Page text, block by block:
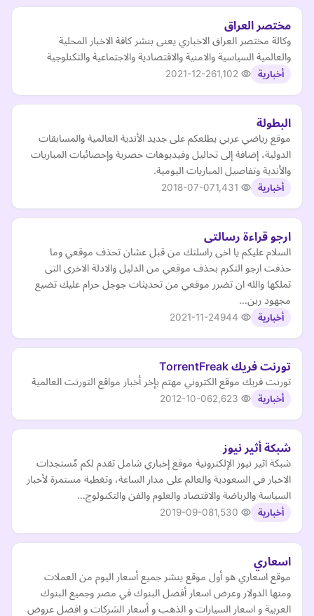
مختصر العراق
وكالة مختصر العراق الاخباري يعنى بنشر كافة الاخبار المحلية
والعالمية السياسية والامنية والاقتصادية والاجتماعية والتكنلوجية
أخبارية 2021-12-26
البطولة
موقع رياضي عربي يطلعكم على جديد الأندية العالمية والمسابقات
الدولية، إضافة إلى تحاليل وفيديوهات حصرية وإحصائيات المباريات
والأندية وتفاصيل المباريات اليومية.
أخبارية 2018-07-07
ارجو قراءة رسالتى
السلام عليكم يا اخى راسلتك من قبل عشان تحذف موقعي وما
حذفت ارجو التكرم بحذف موقعي من الدليل والادلة الاخرى التى
تملكها والله ان تضرر موقعي من تحديثات جوجل حرام عليك تضيع
مجهود ربن…
أخبارية 2021-11-24
تورنت فريك TorrentFreak
تورنت فريك موقع الكتروني مهتم بإخر أخبار مواقع التورنت العالمية
أخبارية 2012-10-06
شبكة أثير نيوز
شبكة اثير نيوز الإلكترونية موقع إخباري شامل تقدم لكم مٌستجدات
الاخبار في السعودية والعالم على مدار الساعة، وتغطية مستمرة لأخبار
السياسة والرياضة والاقتصاد والعلوم والفن والتكنولوج…
أخبارية 2019-09-08
اسعاري
موقع اسعاري هو أول موقع ينشر جميع أسعار اليوم من العملات
ومنها الدولار وعرض اسعار أفضل البنوك في مصر وجميع البنوك
العربية و اسعار السيارات و الذهب و أسعار الشركات و افضل عروض